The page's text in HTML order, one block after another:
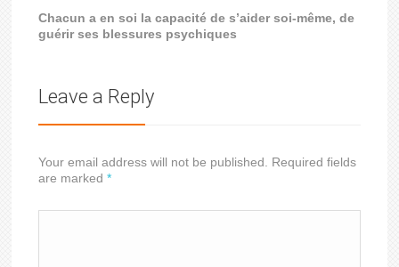
Chacun a en soi la capacité de s’aider soi-même, de
guérir ses blessures psychiques
Leave a Reply
Your email address will not be published. Required fields
are marked*